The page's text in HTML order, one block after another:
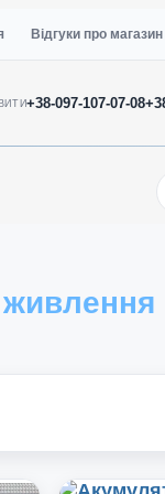
Відгуки про магазин
+38-097-107-07-08